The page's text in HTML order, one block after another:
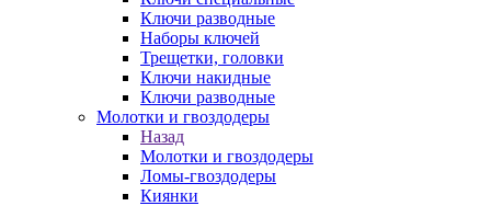
Ключи разводные
Наборы ключей
Трещетки, головки
Ключи накидные
Ключи разводные
Молотки и гвоздодеры
Назад
Молотки и гвоздодеры
Ломы-гвоздодеры
Киянки